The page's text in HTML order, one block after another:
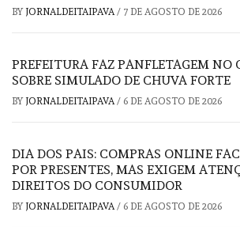
BY JORNALDEITAIPAVA / 7 DE AGOSTO DE 2026
PREFEITURA FAZ PANFLETAGEM NO
SOBRE SIMULADO DE CHUVA FORTE
BY JORNALDEITAIPAVA / 6 DE AGOSTO DE 2026
DIA DOS PAIS: COMPRAS ONLINE
POR PRESENTES, MAS EXIGEM
DIREITOS DO CONSUMIDOR
BY JORNALDEITAIPAVA / 6 DE AGOSTO DE 2026